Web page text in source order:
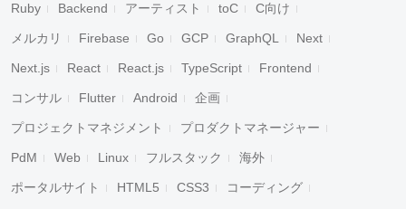
Ruby Backend アーティスト toC C向け
メルカリ Firebase Go GCP GraphQL Next
Next.js React React.js TypeScript Frontend
コンサル Flutter Android 企画
プロジェクトマネジメント プロダクトマネージャー
PdM Web Linux フルスタック 海外
ポータルサイト HTML5 CSS3 コーディング